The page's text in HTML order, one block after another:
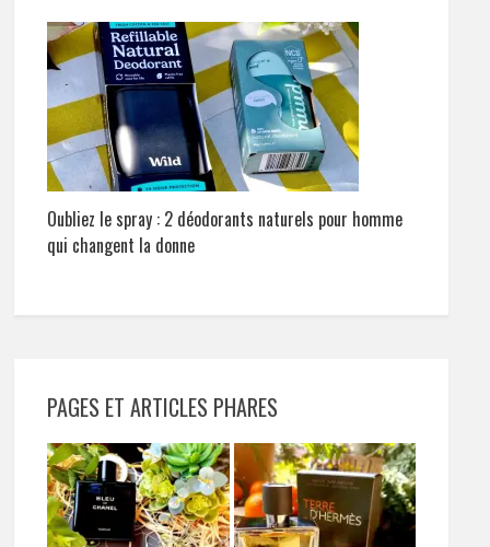
Oubliez le spray : 2 déodorants naturels pour homme
qui changent la donne
PAGES ET ARTICLES PHARES